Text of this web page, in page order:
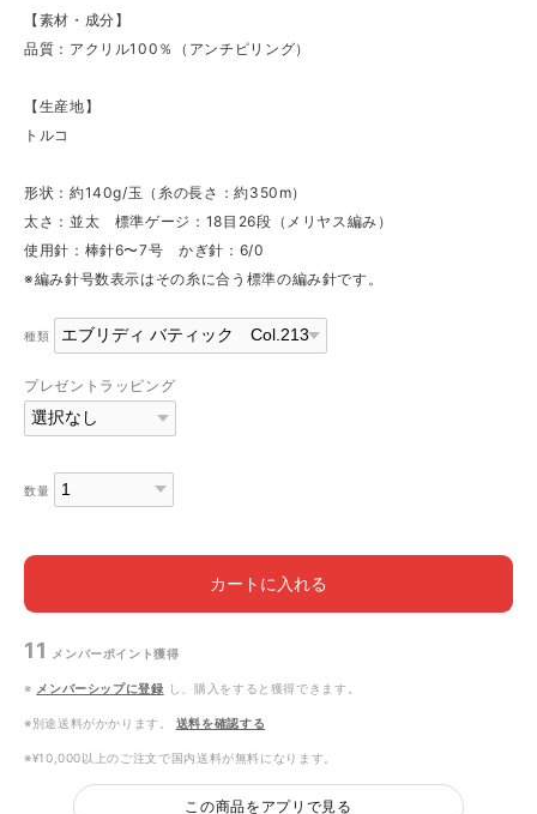
【素材・成分】
品質：アクリル100％（アンチピリング）
【生産地】
トルコ
形状：約140g/玉（糸の長さ：約350m）
太さ：並太 標準ゲージ：18目26段（メリヤス編み）
使用針：棒針6〜7号 かぎ針：6/0
※編み針号数表示はその糸に合う標準の編み針です。
種類
プレゼントラッピング
数量
カートに入れる
11 メンバーポイント獲得
※ メンバーシップに登録 し、購入をすると獲得できます。
※別途送料がかかります。 送料を確認する
※¥10,000以上のご注文で国内送料が無料になります。
この商品をアプリで見る